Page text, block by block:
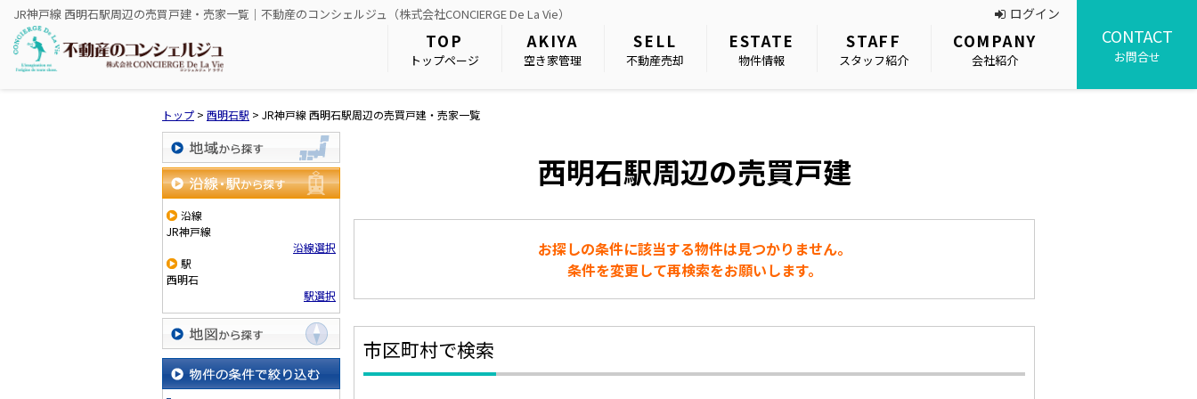
JR神戸線 西明石駅周辺の売買戸建・売家一覧｜不動産のコンシェルジュ（株式会社CONCIERGE De La Vie） ログイン
TOP
トップページ
AKIYA
空き家管理
SELL
不動産売却
ESTATE
物件情報
STAFF
スタッフ紹介
COMPANY
会社紹介
CONTACT
お問合せ
トップ > 西明石駅 > JR神戸線 西明石駅周辺の売買戸建・売家一覧
地域から探す
沿線・駅から探す
沿線
JR神戸線
沿線選択
駅
西明石
駅選択
地図から探す
西明石駅周辺の売買戸建
お探しの条件に該当する物件は見つかりません。
条件を変更して再検索をお願いします。
市区町村で検索